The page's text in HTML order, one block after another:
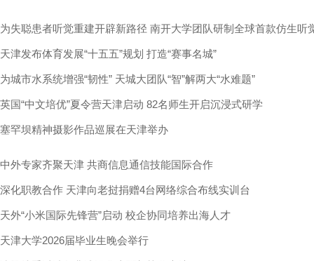
为失聪患者听觉重建开辟新路径 南开大学团队研制全球首款仿生听
天津发布体育发展“十五五”规划 打造“赛事名城”
为城市水系统增强“韧性” 天城大团队“智”解两大“水难题”
英国“中文培优”夏令营天津启动 82名师生开启沉浸式研学
塞罕坝精神摄影作品巡展在天津举办
中外专家齐聚天津 共商信息通信技能国际合作
深化职教合作 天津向老挝捐赠4台网络综合布线实训台
天外“小米国际先锋营”启动 校企协同培养出海人才
天津大学2026届毕业生晚会举行